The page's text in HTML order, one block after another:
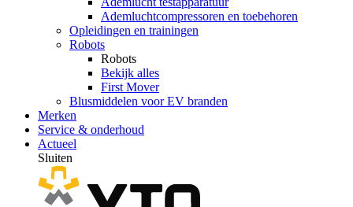
Ademluchtcompressoren en toebehoren
Opleidingen en trainingen
Robots
Robots
Bekijk alles
First Mover
Blusmiddelen voor EV branden
Merken
Service & onderhoud
Actueel
Sluiten